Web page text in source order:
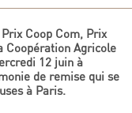
Coop Com, Prix
Coopération Agricole
12 juin à
de remise qui se
à Paris.